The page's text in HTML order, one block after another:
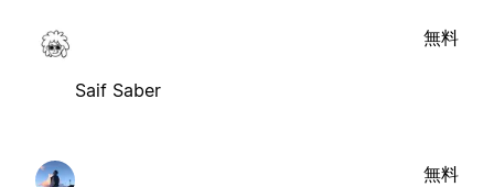
Saif Saber
無料
無料